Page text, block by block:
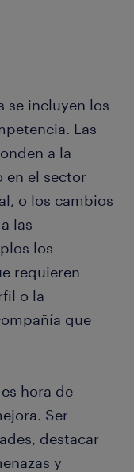
se incluyen los
Las
a la
en el sector
o los cambios
las
los
requieren
o la
que
hora de
Ser
destacar
y